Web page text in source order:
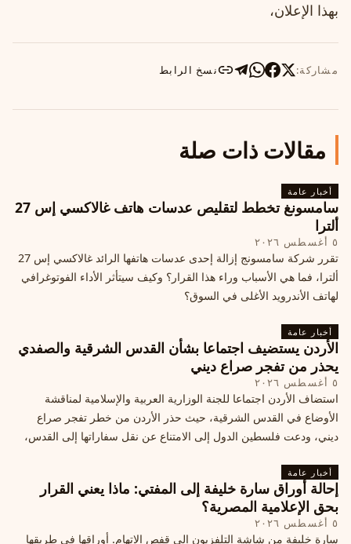
بهذا الإعلان،
مشاركة: نسخ الرابط
مقالات ذات صلة
أخبار عامة
سامسونغ تخطط لتقليص عدسات هاتف غالاكسي إس 27
ألترا
٥ أغسطس ٢٠٢٦
تقرر شركة سامسونج إزالة إحدى عدسات هاتفها الرائد غالاكسي إس 27
ألترا، فما هي الأسباب وراء هذا القرار؟ وكيف سيتأثر الأداء الفوتوغرافي
لهاتف الأندرويد الأغلى في السوق؟
أخبار عامة
الأردن يستضيف اجتماعا بشأن القدس الشرقية والصفدي
يحذر من تفجر صراع ديني
٥ أغسطس ٢٠٢٦
استضاف الأردن اجتماعا للجنة الوزارية العربية والإسلامية لمناقشة
الأوضاع في القدس الشرقية، حيث حذر الأردن من خطر تفجر صراع
ديني، ودعت فلسطين الدول إلى الامتناع عن نقل سفاراتها إلى القدس،
أخبار عامة
إحالة أوراق سارة خليفة إلى المفتي: ماذا يعني القرار
بحق الإعلامية المصرية؟
٥ أغسطس ٢٠٢٦
سارة خليفة من شاشة التلفزيون إلى قفص الاتهام. أوراقها في طريقها